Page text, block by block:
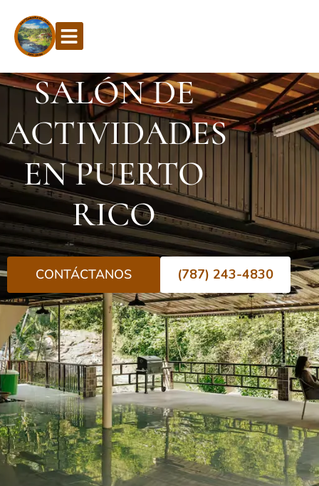
SALÓN DE
ACTIVIDADES
EN PUERTO
RICO
CONTÁCTANOS (787) 243-4830